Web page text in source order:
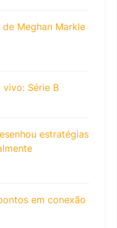
Meghan Markle
Série B
estratégias
em conexão